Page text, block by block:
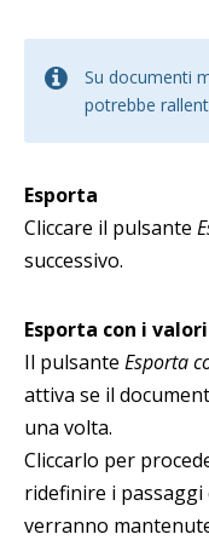
Su documenti
potrebbe
Esporta
Cliccare il pulsante
successivo.
Esporta con i
Il pulsante Esporta
attiva se il
una volta.
Cliccarlo per
ridefinire i
verranno